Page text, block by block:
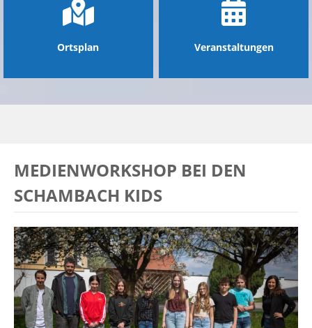
Ortsplan Veranstaltungen
MEDIENWORKSHOP BEI DEN
SCHAMBACH KIDS